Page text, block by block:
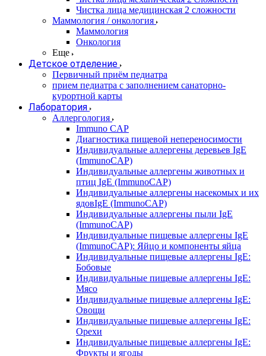
Чистка лица медицинская 2 сложности
Маммология / онкология
Маммология
Онкология
Еще
Детское отделение
Первичный приём педиатра
прием педиатра с заполнением санаторно-
курортной карты
Лаборатория
Аллергология
Immuno CAP
Диагностика пищевой непереносимости
Индивидуальные аллергены деревьев IgE
(ImmunoCAP)
Индивидуальные аллергены животных и
птиц IgE (ImmunoCAP)
Индивидуальные аллергены насекомых и их
ядовIgE (ImmunoCAP)
Индивидуальные аллергены пыли IgE
(ImmunoCAP)
Индивидуальные пищевые аллергены IgE
(ImmunoCAP): Яйцо и компоненты яйца
Индивидуальные пищевые аллергены IgE:
Бобовые
Индивидуальные пищевые аллергены IgE:
Мясо
Индивидуальные пищевые аллергены IgE:
Овощи
Индивидуальные пищевые аллергены IgE:
Орехи
Индивидуальные пищевые аллергены IgE:
Фрукты и ягоды